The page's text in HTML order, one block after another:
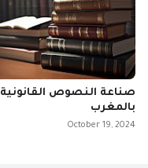
صناعة النصوص القانونية
بالمغرب
October 19, 2024